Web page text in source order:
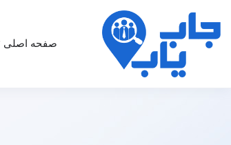
صفحه اصلی